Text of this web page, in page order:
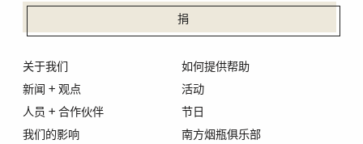
捐
关于我们
新闻 + 观点
人员 + 合作伙伴
我们的影响
如何提供帮助
活动
节日
南方烟瓶俱乐部